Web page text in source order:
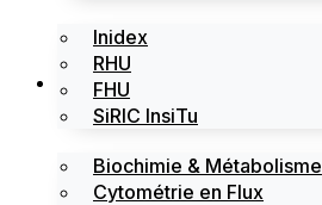
Inidex
RHU
FHU
SiRIC InsiTu
Les plateformes
Biochimie & Métabolisme
Cytométrie en Flux